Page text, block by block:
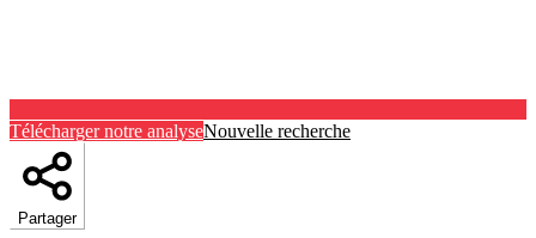
Télécharger notre analyseNouvelle recherche
Partager